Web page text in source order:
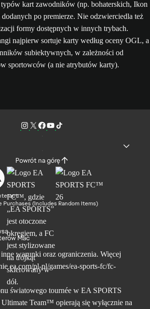
kart zawodników (np. bohaterskich, Ikon
po premierze. Nie odzwierciedla też
formy dostępnych w innych trybach.
najpierw sortuje karty według oceny OGL, a
subiektywnych, w zależności od
sportowców (a nie atrybutów karty).
Powrót na górę
Purchases (Includes Random Items)
Mac
warunki oraz ograniczenia. Więcej
ea.com/pl-pl/games/ea-sports-fc/fc-
światowego tournée w EA SPORTS
Team™ opierają się wyłącznie na